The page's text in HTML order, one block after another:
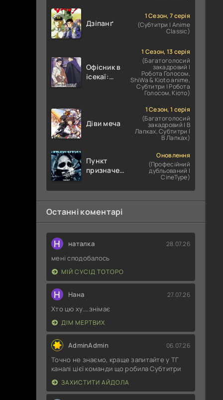
Дзіпанґ
1 Сезон, 7 серія
(Субтитри | Anime
Classic)
Офісник в
ісекаї:
від
Корпоративного
1 Сезон, 13 серія
(Багатоголосий
закадровий |
Робота Голосом,
ShiWa & Kioto anime,
Субтитри | Робота
Голосом, Кіото)
Діви меча
1 Сезон, 1 серія
(Багатоголосий
закадровий | В
Лапках, Субтитри |
В Лапках)
Пункт
призначення
Оновлення
(Професійний
дубльований |
CineType)
Останні коментарі
Н наталка 28.07.26
мені сподобалось
МІЙ СУСІД ТОТОРО
Н Нана 27.07.26
Хто цю ху....знімає
ДІМ МЕРТВИХ
AdminAdmin 06.07.26
Точно не знаємо, краще запитайте у ТГ
каналі цієї команди що робила Субтитри
ЗАХИСТИТИ АЙДОЛА